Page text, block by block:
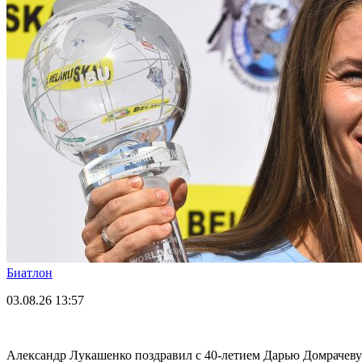
Биатлон
03.08.26 13:57
Александр Лукашенко поздравил с 40-летием Дарью Домрачеву